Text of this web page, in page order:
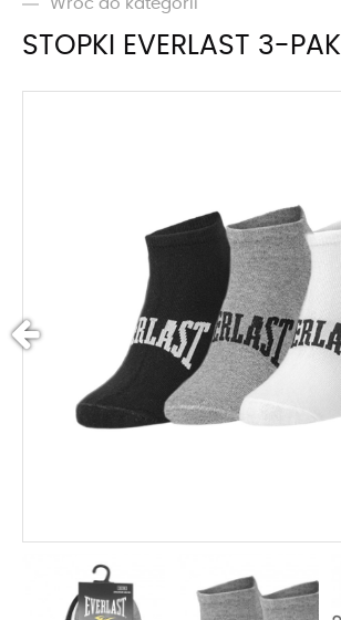
Wróć do kategorii
STOPKI EVERLAST 3-PAK